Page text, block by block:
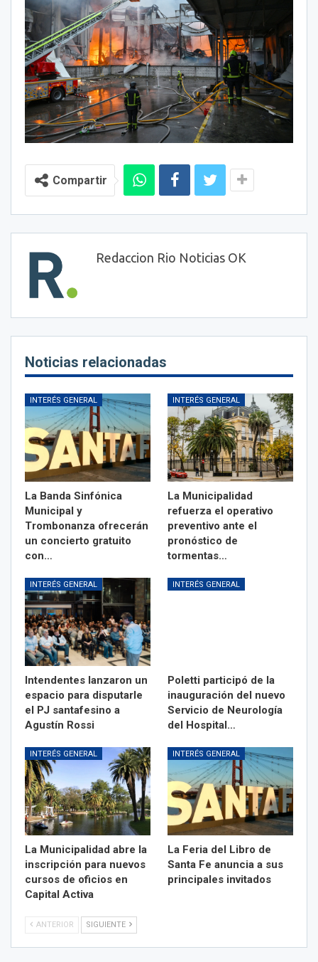
Compartir
Redaccion Rio Noticias OK
Noticias relacionadas
INTERÉS GENERAL
La Banda Sinfónica
Municipal y
Trombonanza ofrecerán
un concierto gratuito
con…
INTERÉS GENERAL
La Municipalidad
refuerza el operativo
preventivo ante el
pronóstico de
tormentas…
INTERÉS GENERAL
Intendentes lanzaron un
espacio para disputarle
el PJ santafesino a
Agustín Rossi
INTERÉS GENERAL
Poletti participó de la
inauguración del nuevo
Servicio de Neurología
del Hospital…
INTERÉS GENERAL
La Municipalidad abre la
inscripción para nuevos
cursos de oficios en
Capital Activa
INTERÉS GENERAL
La Feria del Libro de
Santa Fe anuncia a sus
principales invitados
ANTERIOR SIGUIENTE